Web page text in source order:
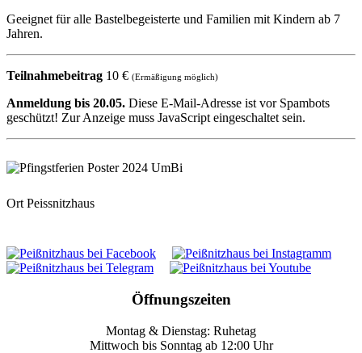
Geeignet für alle Bastelbegeisterte und Familien mit Kindern ab 7
Jahren.
Teilnahmebeitrag 10 € (Ermäßigung möglich)
Anmeldung bis 20.05. Diese E-Mail-Adresse ist vor Spambots
geschützt! Zur Anzeige muss JavaScript eingeschaltet sein.
Ort Peissnitzhaus
Öffnungszeiten
Montag & Dienstag: Ruhetag
Mittwoch bis Sonntag ab 12:00 Uhr